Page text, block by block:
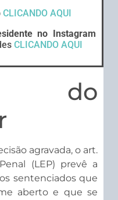
CLICANDO AQUI
no Instagram
CLICANDO AQUI
do
agravada, o art.
(LEP) prevê a
sentenciados que
aberto e que se